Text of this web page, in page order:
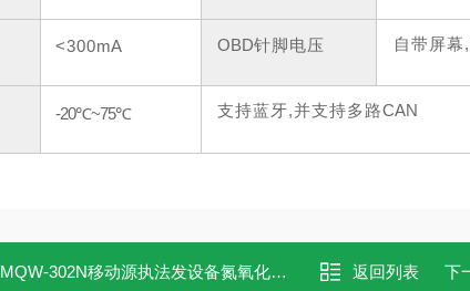
<300mA OBD针脚电压 自带屏幕
-20℃~75℃ 支持蓝牙,并支持多路CAN
MQW-302N移动源执法发设备氮氧化物快速检测仪 返回列表 下